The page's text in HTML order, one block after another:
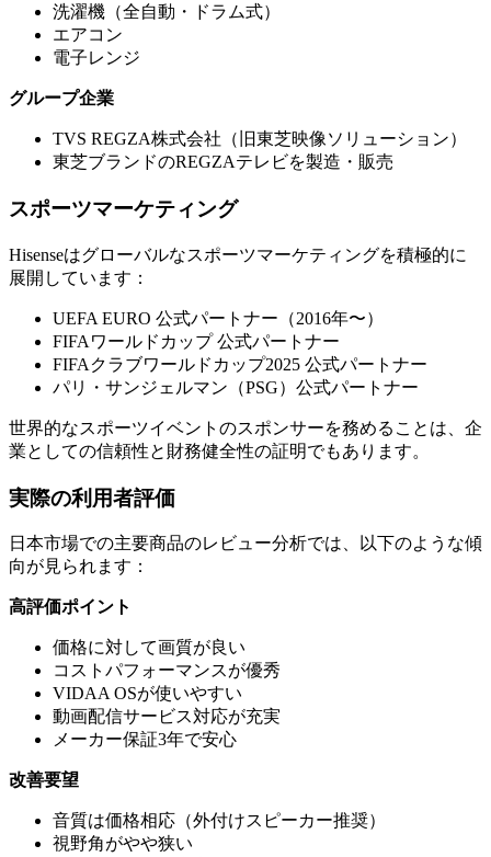
洗濯機（全自動・ドラム式）
エアコン
電子レンジ
グループ企業
TVS REGZA株式会社（旧東芝映像ソリューション）
東芝ブランドのREGZAテレビを製造・販売
スポーツマーケティング
Hisenseはグローバルなスポーツマーケティングを積極的に
展開しています：
UEFA EURO 公式パートナー（2016年〜）
FIFAワールドカップ 公式パートナー
FIFAクラブワールドカップ2025 公式パートナー
パリ・サンジェルマン（PSG）公式パートナー
世界的なスポーツイベントのスポンサーを務めることは、企
業としての信頼性と財務健全性の証明でもあります。
実際の利用者評価
日本市場での主要商品のレビュー分析では、以下のような傾
向が見られます：
高評価ポイント
価格に対して画質が良い
コストパフォーマンスが優秀
VIDAA OSが使いやすい
動画配信サービス対応が充実
メーカー保証3年で安心
改善要望
音質は価格相応（外付けスピーカー推奨）
視野角がやや狭い